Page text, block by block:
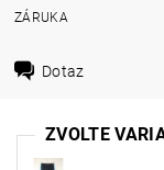
ZÁRUKA
Dotaz
ZVOLTE